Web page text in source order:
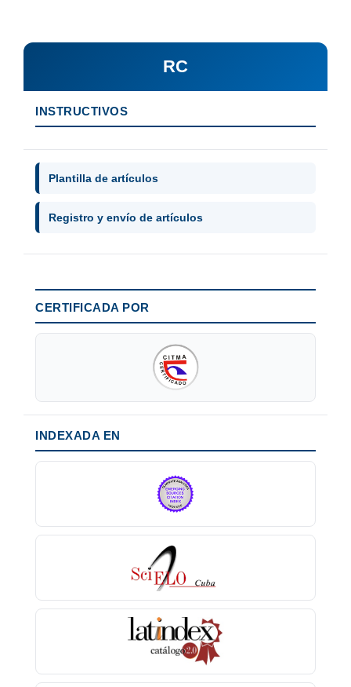
RC
INSTRUCTIVOS
Plantilla de artículos
Registro y envío de artículos
CERTIFICADA POR
INDEXADA EN